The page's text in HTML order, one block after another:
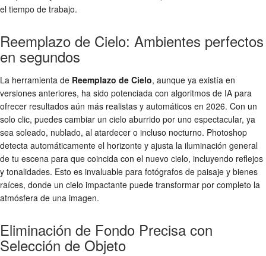
el tiempo de trabajo.
Reemplazo de Cielo: Ambientes perfectos
en segundos
La herramienta de Reemplazo de Cielo, aunque ya existía en
versiones anteriores, ha sido potenciada con algoritmos de IA para
ofrecer resultados aún más realistas y automáticos en 2026. Con un
solo clic, puedes cambiar un cielo aburrido por uno espectacular, ya
sea soleado, nublado, al atardecer o incluso nocturno. Photoshop
detecta automáticamente el horizonte y ajusta la iluminación general
de tu escena para que coincida con el nuevo cielo, incluyendo reflejos
y tonalidades. Esto es invaluable para fotógrafos de paisaje y bienes
raíces, donde un cielo impactante puede transformar por completo la
atmósfera de una imagen.
Eliminación de Fondo Precisa con
Selección de Objeto